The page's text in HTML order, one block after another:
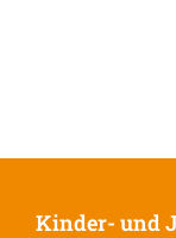
Kinder- und